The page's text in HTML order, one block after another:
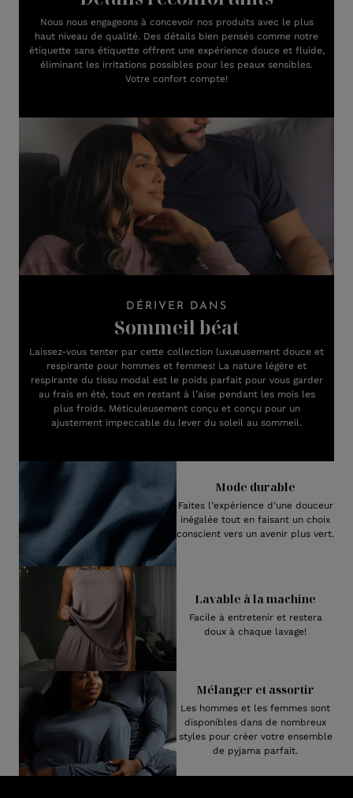
Nous nous engageons à concevoir nos produits avec le plus
haut niveau de qualité. Des détails bien pensés comme notre
étiquette sans étiquette offrent une expérience douce et fluide,
éliminant les irritations possibles pour les peaux sensibles.
Votre confort compte!
DÉRIVER DANS
Sommeil béat
Laissez-vous tenter par cette collection luxueusement douce et
respirante pour hommes et femmes! La nature légère et
respirante du tissu modal est le poids parfait pour vous garder
au frais en été, tout en restant à l’aise pendant les mois les
plus froids. Méticuleusement conçu et conçu pour un
ajustement impeccable du lever du soleil au sommeil.
Mode durable
Faites l’expérience d’une douceur
inégalée tout en faisant un choix
conscient vers un avenir plus vert.
Lavable à la machine
Facile à entretenir et restera
doux à chaque lavage!
Mélanger et assortir
Les hommes et les femmes sont
disponibles dans de nombreux
styles pour créer votre ensemble
de pyjama parfait.